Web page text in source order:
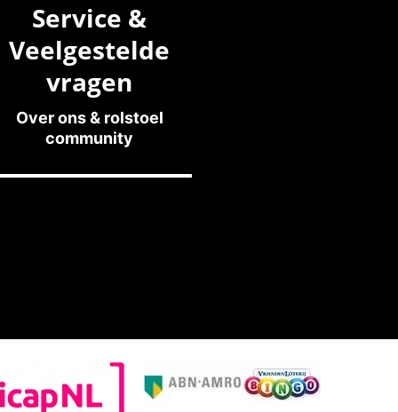
Service &
Veelgestelde
vragen
Over ons & rolstoel
community